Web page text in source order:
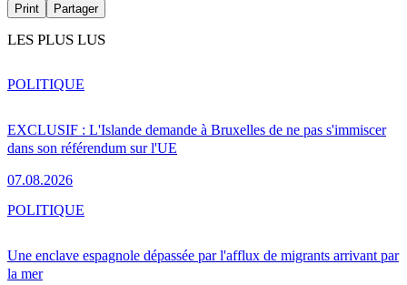
Print Partager
LES PLUS LUS
EXCLUSIF : L'Islande demande à Bruxelles de ne pas s'immiscer
dans son référendum sur l'UE
07.08.2026
POLITIQUE
Une enclave espagnole dépassée par l'afflux de migrants arrivant par
la mer
POLITIQUE